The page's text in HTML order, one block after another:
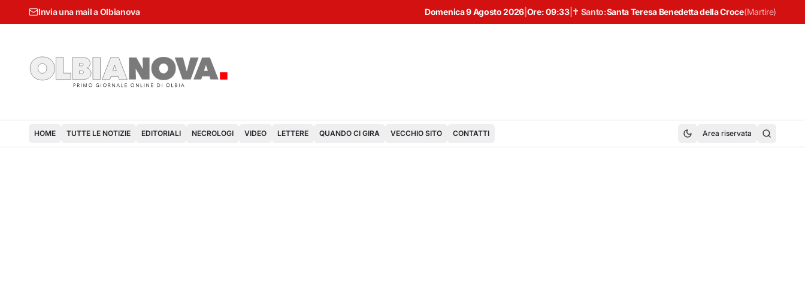
Invia una mail a Olbianova Domenica 9 Agosto 2026 Ore:09:33| ✝ Santo:Santa Teresa Benedetta della Croce(Martire)
HOME TUTTE LE NOTIZIE EDITORIALI NECROLOGI VIDEO LETTERE QUANDO CI GIRA VECCHIO SITO CONTATTI Area riservata